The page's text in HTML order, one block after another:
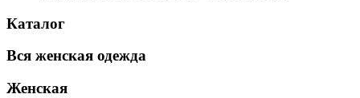
Каталог
Вся женская одежда
Женская